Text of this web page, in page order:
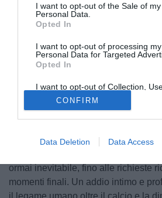
I want to opt-out of the Sale of my
Personal Data.
Opted In
I want to opt-out of processing my
Personal Data for Targeted
Opted In
I want to opt-out of Collection,
Retention, Sale, and/or Sharing of
Personal Data that Is Unrelated
Purposes for which it was collected.
Opted Out
CONFIRM
Data Deletion Data Access
Cristiano Lucarelliha affidato ai
battaglia contro la malattia. Un
emozioni, momenti privati e ultime
Nel suo post, l’ex attaccante
ormai inevitabile, fino alle richieste
momenti finali. Un addio intimo e